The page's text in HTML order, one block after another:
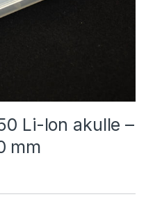
Li-Ion akulle –
mm